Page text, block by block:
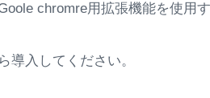
chromre用拡張機能を使用
導入してください。